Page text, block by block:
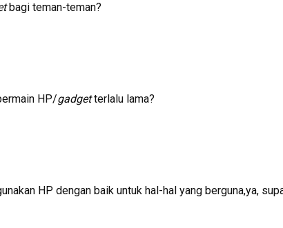
bagi teman-teman?
HP/gadgetterlalu lama?
HP dengan baik untuk hal-hal yang berguna,ya,